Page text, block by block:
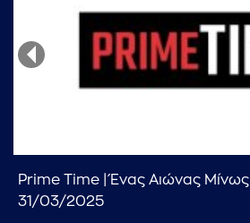
...πληκτρολογήστε κείμενο
Prime Time | Ένας Αιώνας Μίνως
31/03/2025